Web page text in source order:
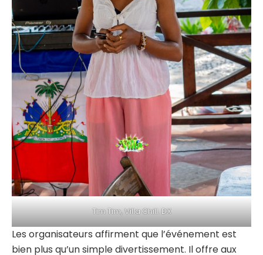
Tim Tim, Villa Chill. DX
Les organisateurs affirment que l’événement est
bien plus qu’un simple divertissement. Il offre aux